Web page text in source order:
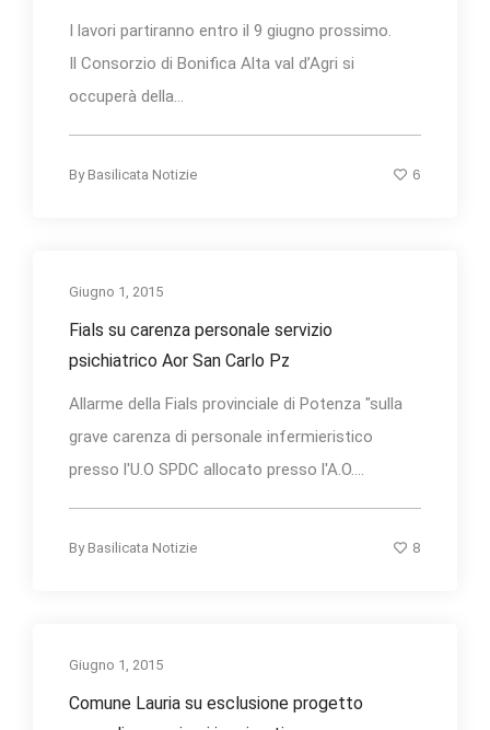
I lavori partiranno entro il 9 giugno prossimo.
Il Consorzio di Bonifica Alta val d’Agri si
occuperà della...
By Basilicata Notizie 6
Giugno 1, 2015
Fials su carenza personale servizio
psichiatrico Aor San Carlo Pz
Allarme della Fials provinciale di Potenza "sulla
grave carenza di personale infermieristico
presso l'U.O SPDC allocato presso l'A.O....
By Basilicata Notizie 8
Giugno 1, 2015
Comune Lauria su esclusione progetto